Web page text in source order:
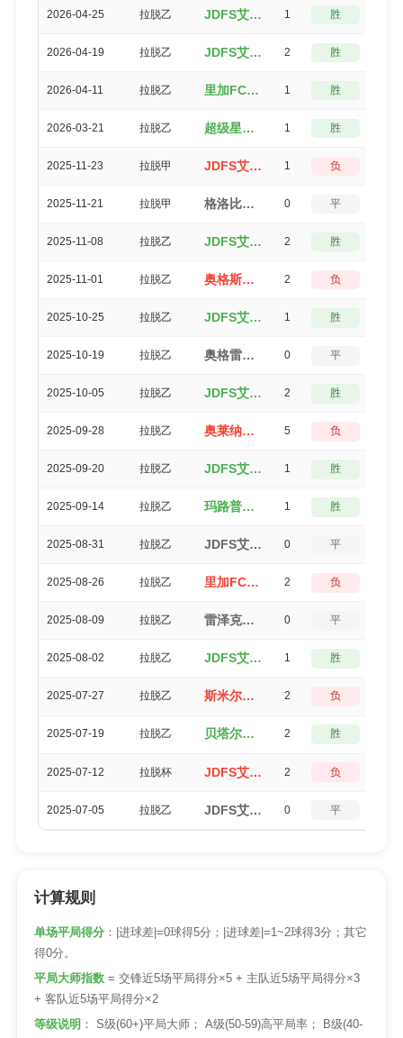
2026-04-25 拉脱乙 JDFS艾尔贝茨（2-1）玛路普 1 胜
2026-04-19 拉脱乙 JDFS艾尔贝茨（2-0）列加斯B队 2 胜
2026-04-11 拉脱乙 里加FCB队（2-1）JDFS艾尔贝茨 1 胜
2026-03-21 拉脱乙 超级星B队（2-1）JDFS艾尔贝茨 1 胜
2025-11-23 拉脱甲 JDFS艾尔贝茨（0-1）格洛比纳 1 负
2025-11-21 拉脱甲 格洛比纳（0-0）JDFS艾尔贝茨 0 平
2025-11-08 拉脱乙 JDFS艾尔贝茨（2-0）贝塔尔里加水手 2 胜
2025-11-01 拉脱乙 奥格斯道加瓦（0-2）JDFS艾尔贝茨 2 负
2025-10-25 拉脱乙 JDFS艾尔贝茨（4-3）图库姆斯B队 1 胜
2025-10-19 拉脱乙 奥格雷联合（1-1）JDFS艾尔贝茨 0 平
2025-10-05 拉脱乙 JDFS艾尔贝茨（2-0）文茨皮尔斯 2 胜
2025-09-28 拉脱乙 奥莱纳（1-6）JDFS艾尔贝茨 5 负
2025-09-20 拉脱乙 JDFS艾尔贝茨（1-0）沙尔杜斯利维诺 1 胜
2025-09-14 拉脱乙 玛路普（2-1）JDFS艾尔贝茨 1 胜
2025-08-31 拉脱乙 JDFS艾尔贝茨（2-2）斯坎斯特 0 平
2025-08-26 拉脱乙 里加FCB队（1-3）JDFS艾尔贝茨 2 负
2025-08-09 拉脱乙 雷泽克内（0-0）JDFS艾尔贝茨 0 平
2025-08-02 拉脱乙 JDFS艾尔贝茨（2-1）列加斯B队 1 胜
2025-07-27 拉脱乙 斯米尔泰（2-4）JDFS艾尔贝茨 2 负
2025-07-19 拉脱乙 贝塔尔里加水手（4-2）JDFS艾尔贝茨 2 胜
2025-07-12 拉脱杯 JDFS艾尔贝茨（1-3）超级星 2 负
2025-07-05 拉脱乙 JDFS艾尔贝茨（0-0）奥格斯道加瓦 0 平
计算规则
单场平局得分 ：|进球差|=0球得5分；|进球差|=1~2球得3分；其它
得0分。
平局大师指数 = 交锋近5场平局得分×5 + 主队近5场平局得分×3
+ 客队近5场平局得分×2
等级说明 ： S级(60+)平局大师； A级(50-59)高平局率； B级(40-